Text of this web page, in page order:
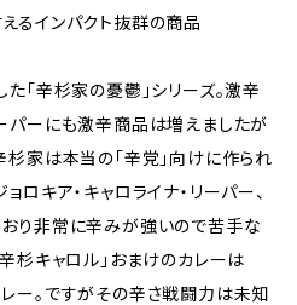
るインパクト抜群の商品
「辛杉家の憂鬱」シリーズ。激辛
パーにも激辛商品は増えましたが
杉家は本当の「辛党」向けに作られ
ロキア・キャロライナ・リーパー、
り非常に辛みが強いので苦手な
杉キャロル」おまけのカレーは
ー。ですがその辛さ戦闘力は未知